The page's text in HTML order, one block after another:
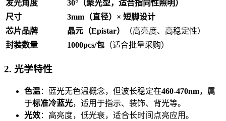
发光角度
30°（聚光型，适合指向性照明）
尺寸
3mm（直径）× 短脚设计
芯片品牌
晶元（Epistar）
（高亮度、高稳定性）
封装数量
1000pcs/包 （适合批量采购）
2. 光学特性
色温 ：蓝光无色温概念，但波长稳定在460-470nm，属
于标准冷蓝光，适用于指示、装饰、背光等。
光效：高亮度，低光衰，适合长时间点亮应用。